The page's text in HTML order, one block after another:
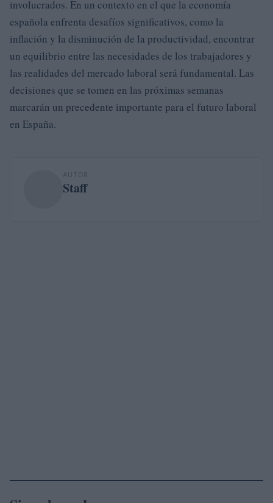
involucrados. En un contexto en el que la economía
española enfrenta desafíos significativos, como la
inflación y la disminución de la productividad, encontrar
un equilibrio entre las necesidades de los trabajadores y
las realidades del mercado laboral será fundamental. Las
decisiones que se tomen en las próximas semanas
marcarán un precedente importante para el futuro laboral
en España.
AUTOR
Staff